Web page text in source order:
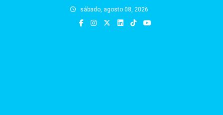
sábado, agosto 08, 2026